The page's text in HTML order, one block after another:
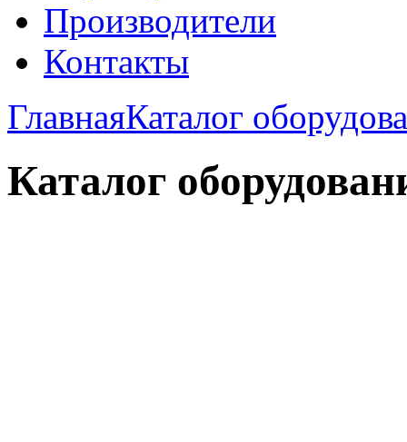
Производители
Контакты
ГлавнаяКаталог
Каталог